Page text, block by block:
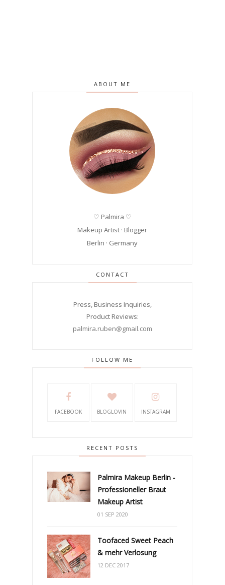
ABOUT ME
♡ Palmira ♡
Makeup Artist · Blogger
Berlin · Germany
CONTACT
Press, Business Inquiries,
Product Reviews:
palmira.ruben@gmail.com
FOLLOW ME
FACEBOOK BLOGLOVIN INSTAGRAM
RECENT POSTS
Palmira Makeup Berlin -
Professioneller Braut
Makeup Artist
01 SEP 2020
Toofaced Sweet Peach
& mehr Verlosung
12 DEC 2017